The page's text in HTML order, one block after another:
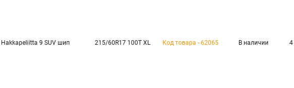
Hakkapeliitta 9 SUV шип 215/60R17 100T XL Код товара - 62065 В наличии